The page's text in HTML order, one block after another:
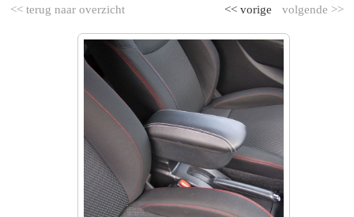
<< terug naar overzicht volgende >>
<< vorige